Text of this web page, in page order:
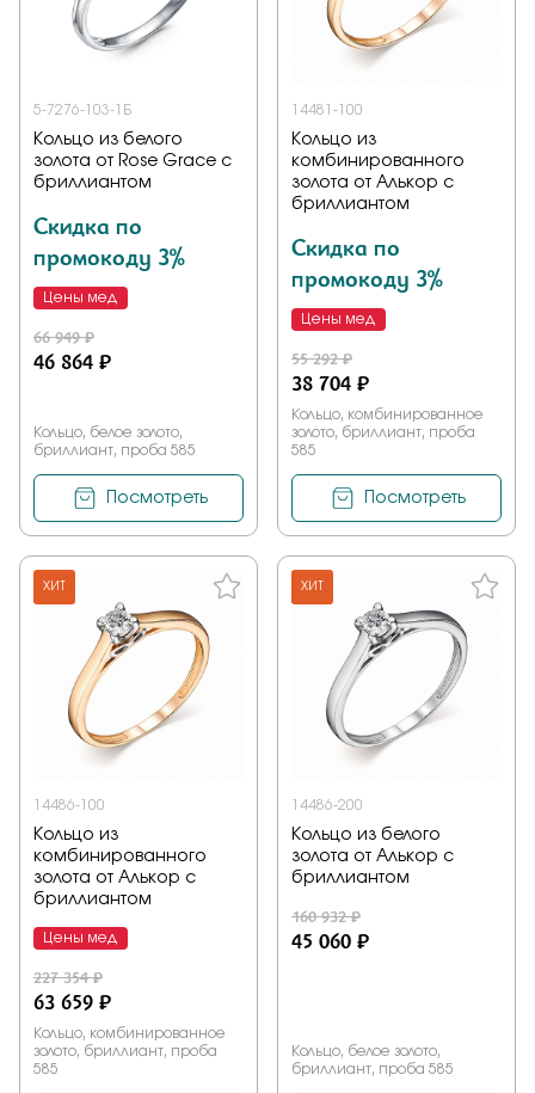
5-7276-103-1Б
Кольцо из белого
золота от Rose Grace с
бриллиантом
Скидка по
промокоду 3%
Цены мед
66 949 ₽
46 864 ₽
Кольцо, белое золото,
бриллиант, проба 585
Посмотреть
14481-100
Кольцо из
комбинированного
золота от Алькор с
бриллиантом
Скидка по
промокоду 3%
Цены мед
55 292 ₽
38 704 ₽
Кольцо, комбинированное
золото, бриллиант, проба
585
Посмотреть
ХИТ
14486-100
Кольцо из
комбинированного
золота от Алькор с
бриллиантом
Цены мед
227 354 ₽
63 659 ₽
Кольцо, комбинированное
золото, бриллиант, проба
585
ХИТ
14486-200
Кольцо из белого
золота от Алькор с
бриллиантом
160 932 ₽
45 060 ₽
Кольцо, белое золото,
бриллиант, проба 585
Заказать
Подтверждаю, что я ознакомлен и согласен с условиями
политики конфиденциальности
Отправить